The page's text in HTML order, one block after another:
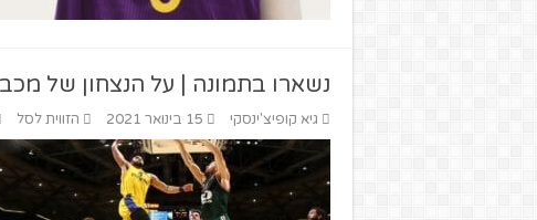
נשארו בתמונה | על הנצחון של
גיא קופיצ'ינסקי 15 בינואר 2021 הזווית לסל